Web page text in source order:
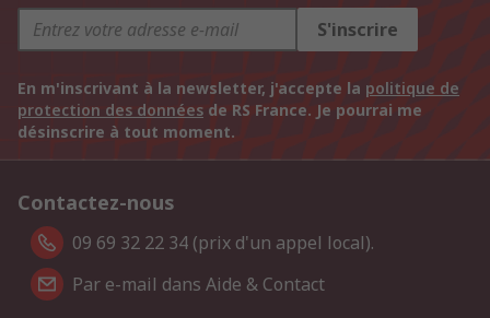
S'inscrire
En m'inscrivant à la newsletter, j'accepte la politique de
protection des données de RS France. Je pourrai me
désinscrire à tout moment.
Contactez-nous
09 69 32 22 34 (prix d'un appel local).
Par e-mail dans Aide & Contact